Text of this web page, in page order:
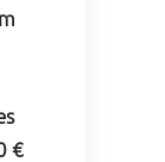
€